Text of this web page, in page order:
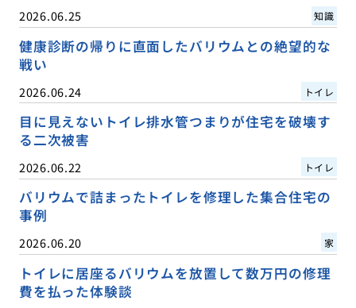
2026.06.25 知識
健康診断の帰りに直面したバリウムとの絶望的な
戦い
2026.06.24 トイレ
目に見えないトイレ排水管つまりが住宅を破壊す
る二次被害
2026.06.22 トイレ
バリウムで詰まったトイレを修理した集合住宅の
事例
2026.06.20 家
トイレに居座るバリウムを放置して数万円の修理
費を払った体験談